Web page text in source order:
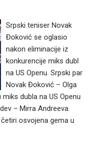
Srpski teniser Novak
Đoković se oglasio
nakon eliminacije iz
konkurencije miks dubl
na US Openu. Srpski par
Novak Đoković – Olga
dubla na US Openu
– Mirra Andreeva.
osvojena gema u